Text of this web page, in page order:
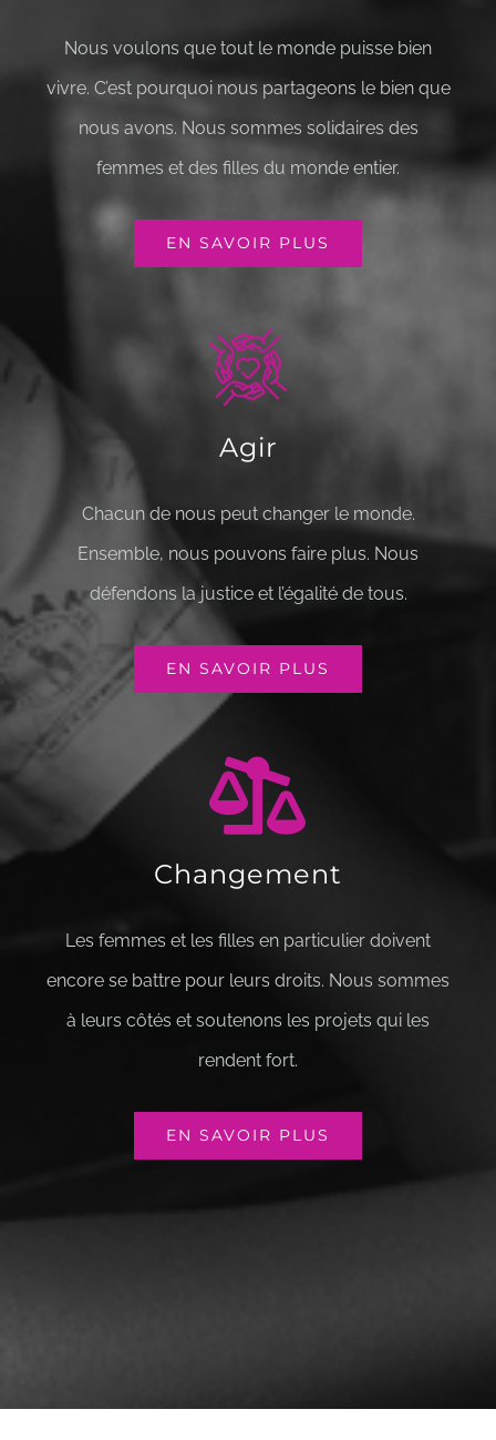
Nous voulons que tout le monde puisse bien
vivre. C’est pourquoi nous partageons le bien que
nous avons. Nous sommes solidaires des
femmes et des filles du monde entier.
EN SAVOIR PLUS
Agir
Chacun de nous peut changer le monde.
Ensemble, nous pouvons faire plus. Nous
défendons la justice et l’égalité de tous.
EN SAVOIR PLUS
Changement
Les femmes et les filles en particulier doivent
encore se battre pour leurs droits. Nous sommes
à leurs côtés et soutenons les projets qui les
rendent fort.
EN SAVOIR PLUS